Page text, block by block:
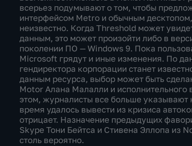
всерьез подумывают о том, чтобы
интерфейсом Metro и обычным
неизвестно. Когда Threshold может
данным, это может произойти либо в
поколении ПО — Windows 9. Пока
Microsoft грядут и иные изменения. По
гендиректора корпорации станет
данным ресурса, выбор может быть
Motor Алана Малалли и
этом, журналисты все больше
время удалось вывести из кризиса
отрицает. Назначение предыдущих
Skype Тони Бейтса и Стивена Эллопа из
столь вероятно.